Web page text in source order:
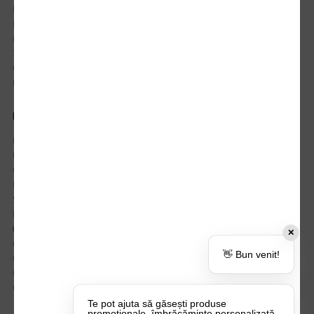
Istoric comenzi
Mostre si Conditii Retur Marfa
Cum comanzi
Termen de livrare
Costuri de livrare
Politica de returnare a produselor
UTILE
Despre Noi
Echipa Update Advertising
CSR si Implicare sociala
Branduri partenere
Suport dedicat si Intrebari frecvente
BLOG – Promo Tips&Tricks
Certificari si Sustenabilitate
Cariere la Update Advertising
CATALOAGE
Contactează-ne
✕
👋 Bun venit!
Te pot ajuta să găsești produse